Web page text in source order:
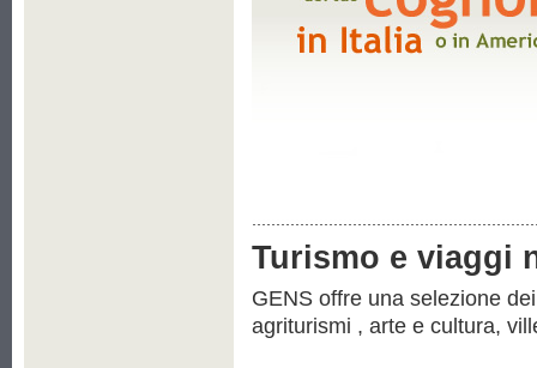
Turismo e viaggi
GENS offre una selezione
agriturismi , arte e cultura,